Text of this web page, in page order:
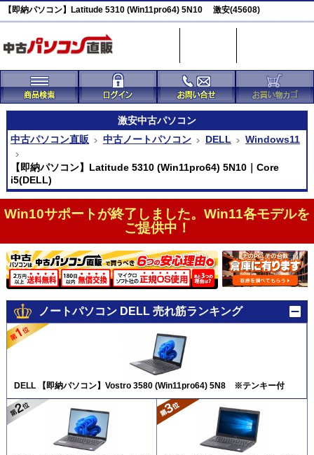
【即納パソコン】Latitude 5310 (Win11pro64) 5N10 激安(45608)
激安中古パソコン
中古パソコン直販
中古ノートパソコン DELL Windows11
【即納パソコン】Latitude 5310 (Win11pro64) 5N10｜Core
i5(DELL)
Win10サポートが終了しました。Win11各モデルを
ご提供中！
ノートパソコン DELL 売れ筋ランキング
DELL 【即納パソコン】Vostro 3580 (Win11pro64) 5N8 ※テンキー付